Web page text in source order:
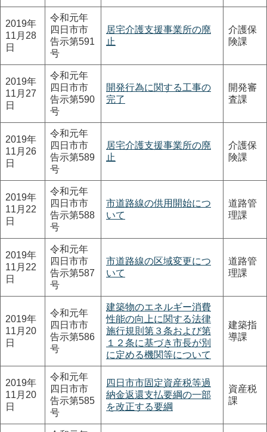
2019年
11月28
日
令和元年
四日市市
告示第591
号
居宅介護支援事業所の廃
止
介護保
険課
2019年
11月27
日
令和元年
四日市市
告示第590
号
開発行為に関する工事の
完了
開発審
査課
2019年
11月26
日
令和元年
四日市市
告示第589
号
居宅介護支援事業所の廃
止
介護保
険課
2019年
11月22
日
令和元年
四日市市
告示第588
号
市道路線の供用開始につ
いて
道路管
理課
2019年
11月22
日
令和元年
四日市市
告示第587
号
市道路線の区域変更につ
いて
道路管
理課
2019年
11月20
日
令和元年
四日市市
告示第586
号
建築物のエネルギー消費
性能の向上に関する法律
施行規則第３条および第
１２条に基づき市長が別
に定める機関等について
建築指
導課
2019年
11月20
日
令和元年
四日市市
告示第585
号
四日市市固定資産税等過
納金返還支払要綱の一部
を改正する要綱
資産税
課